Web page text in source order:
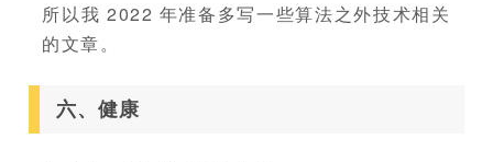
所以我 2022 年准备多写一些算法之外技术相关
的文章。
六、健康